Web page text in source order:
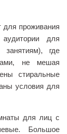
проживания
для
занятиям), где
не мешая
стиральные
условия для
для лиц с
Большое